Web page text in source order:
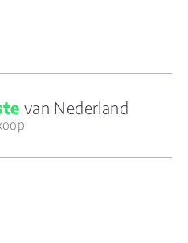
van Nederland